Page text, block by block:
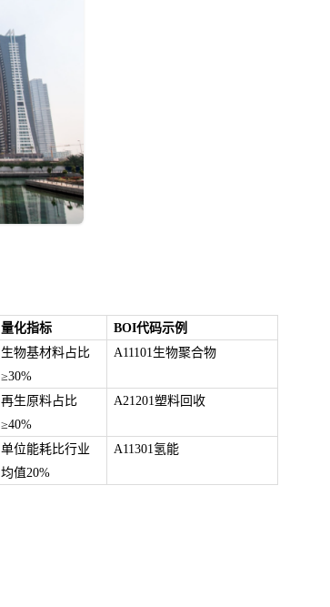
量化指标
BOI代码示例
生物基材料占比
≥30%
A11101生物聚合物
再生原料占比
≥40%
A21201塑料回收
单位能耗比行业
均值20%
A11301氢能